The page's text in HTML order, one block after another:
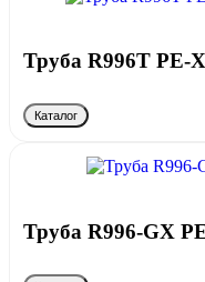
Труба R996T PE-
Каталог
Труба R996-GX